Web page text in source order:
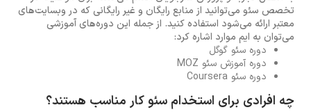
تخصص سئو می‌توانید از منابع رایگان و غیر رایگانی که در وبسایت‌های
معتبر ارائه می‌شود استفاده کنید. از جمله این دوره‌های آموزشی
می‌توان به ایم موارد اشاره کرد:
دوره سئو گوگل
دوره آموزش سئو MOZ
دوره سئو Coursera
چه افرادی برای استخدام سئو کار مناسب هستند؟